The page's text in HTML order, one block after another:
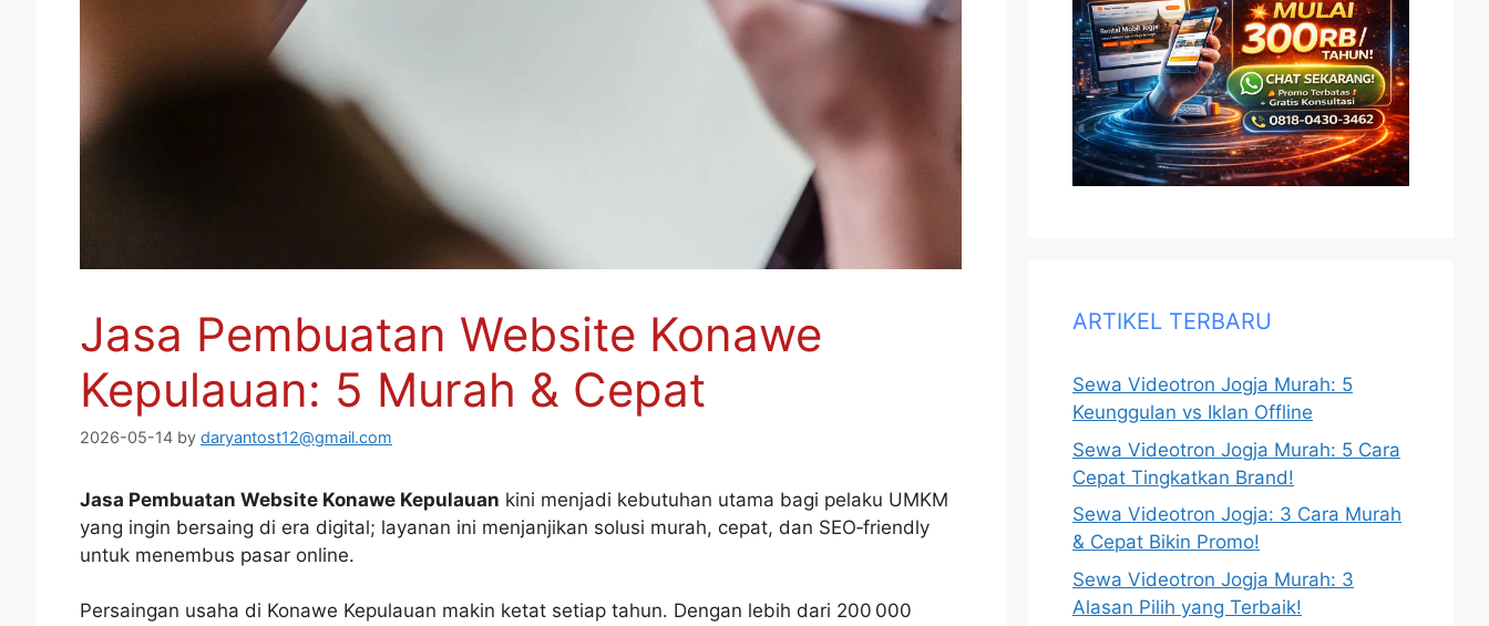
Jasa Pembuatan Website Konawe
Kepulauan: 5 Murah & Cepat
2026-05-14 by daryantost12@gmail.com
Jasa Pembuatan Website Konawe Kepulauan kini menjadi kebutuhan utama bagi pelaku UMKM
yang ingin bersaing di era digital; layanan ini menjanjikan solusi murah, cepat, dan SEO‑friendly
untuk menembus pasar online.
Persaingan usaha di Konawe Kepulauan makin ketat setiap tahun. Dengan lebih dari 200 000
ARTIKEL TERBARU
Sewa Videotron Jogja Murah: 5
Keunggulan vs Iklan Offline
Sewa Videotron Jogja Murah: 5 Cara
Cepat Tingkatkan Brand!
Sewa Videotron Jogja: 3 Cara Murah
& Cepat Bikin Promo!
Sewa Videotron Jogja Murah: 3
Alasan Pilih yang Terbaik!